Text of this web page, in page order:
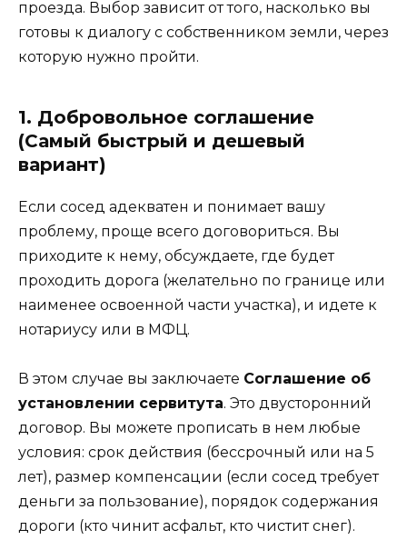
проезда. Выбор зависит от того, насколько вы
готовы к диалогу с собственником земли, через
которую нужно пройти.
1. Добровольное соглашение
(Самый быстрый и дешевый
вариант)
Если сосед адекватен и понимает вашу
проблему, проще всего договориться. Вы
приходите к нему, обсуждаете, где будет
проходить дорога (желательно по границе или
наименее освоенной части участка), и идете к
нотариусу или в МФЦ.
В этом случае вы заключаете Соглашение об
установлении сервитута. Это двусторонний
договор. Вы можете прописать в нем любые
условия: срок действия (бессрочный или на 5
лет), размер компенсации (если сосед требует
деньги за пользование), порядок содержания
дороги (кто чинит асфальт, кто чистит снег).